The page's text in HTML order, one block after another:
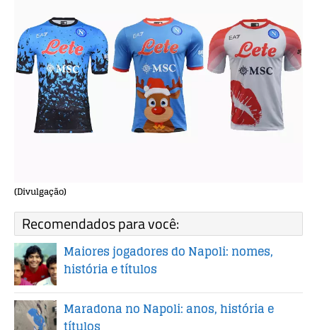
(Divulgação)
Recomendados para você:
Maiores jogadores do Napoli: nomes,
história e títulos
Maradona no Napoli: anos, história e